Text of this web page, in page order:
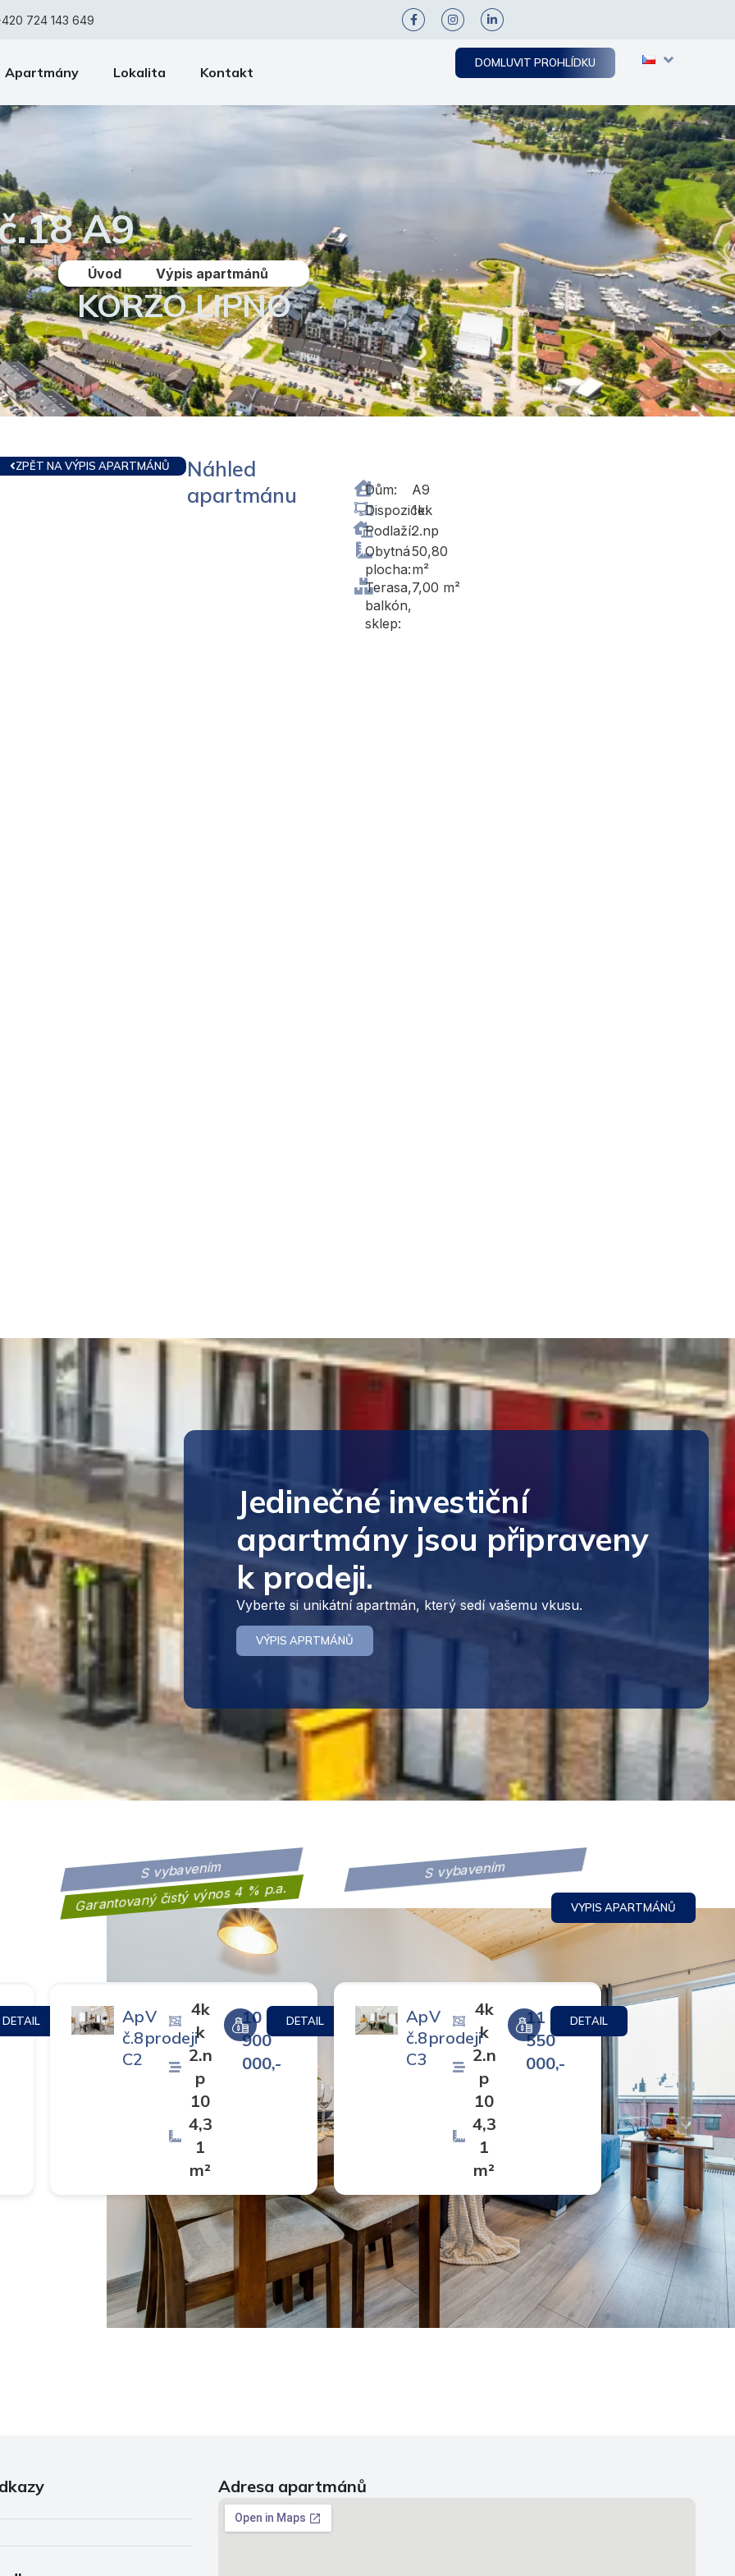
724 143 649
Apartmány Lokalita Kontakt
DOMLUVIT PROHLÍDKU
A9
Úvod Výpis apartmánů
KORZO LIPNO
ZPĚT NA VÝPIS APARTMÁNŮ
Náhled
apartmánu
Dům:
A9
Dispozice:
1kk
Podlaží:2.np
Obytná
plocha:
50,80
m²
Terasa,
balkón,
sklep:
7,00 m²
Jedinečné investiční
apartmány jsou připraveny
k prodeji.
Vyberte si unikátní apartmán, který sedí vašemu vkusu.
VÝPIS APRTMÁNŮ
VYPIS APARTMÁNŮ
DETAIL
Ap
č.8
C2
V
prodeji
4k
k
2.n
p
10
4,3
1
m²
10
900
000,-
DETAIL
S vybavením
Garantovaný čistý výnos 4 % p.a.
Ap
č.8
C3
V
prodeji
4k
k
2.n
p
10
4,3
1
m²
11
550
000,-
DETAIL
S vybavením
Adresa apartmánů